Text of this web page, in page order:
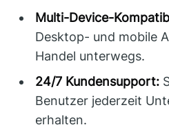
Multi-Device-
Desktop- und mobile
Handel unterwegs.
24/7 Kundensupport:
Benutzer jederzeit
erhalten.